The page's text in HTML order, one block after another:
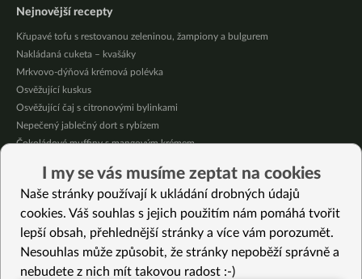
Nejnovější recepty
Křupavé tofu s restovanou zeleninou, žampiony a bulgurem
Nakládaná cuketa – kvašáky
Mrkvovo-dýňová krémová polévka
Osvěžující kuskus
Osvěžující čaj s citronovými bylinkami
Nepečený jablečný dort s rybízem
Čokoládové muffiny s mangovým krémem
Krémová zeleninová polévka s koprem a vločkami
Celozrnná rýže basmati se zeleninou
Vybrané recepty
I my se vás musíme zeptat na cookies
Naše stránky používají k ukládání drobných údajů
cookies. Váš souhlas s jejich použitím nám pomáhá tvořit
lepší obsah, přehlednější stránky a více vám porozumět.
Nesouhlas může způsobit, že stránky nepoběží správně a
nebudete z nich mít takovou radost :-)